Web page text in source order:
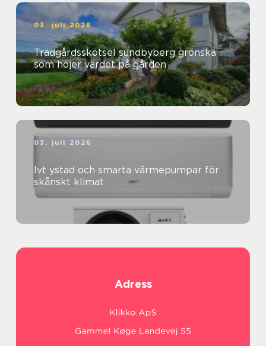
03. juli 2026
Trädgårdsskötsel sundbyberg grönska
som höjer värdet på gården
03. juli 2026
Ivt ystad och smarta värmepumpar för
skånskt klimat
Adress